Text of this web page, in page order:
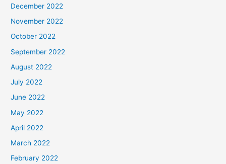
December 2022
November 2022
October 2022
September 2022
August 2022
July 2022
June 2022
May 2022
April 2022
March 2022
February 2022